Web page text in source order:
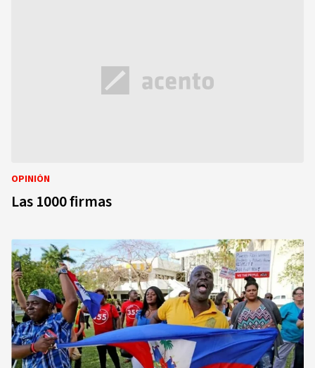
OPINIÓN
Las 1000 firmas